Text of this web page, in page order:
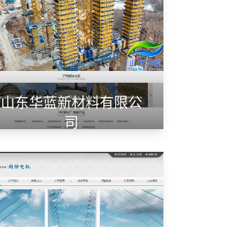
山东华蓝新材料有限公
司